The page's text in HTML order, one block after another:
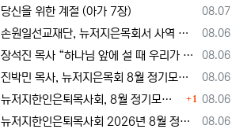
등록일
08.07
당신을 위한 계절 (아가 7장)
등록일
08.06
손원일선교재단, 뉴저지은목회서 사역 소개… “해군 함정마다 예배 공동체 세우는 일에 기도와 협력을”
등록일
08.06
장석진 목사 “하나님 앞에 설 때 우리가 받을 칭찬을 생각하라”
등록일
08.06
진박민 목사, 뉴저지은목회 8월 정기모임서 기도… “은목회 모든 순서 위에 하나님의 영광 나타나게 하소서”
등록일
08.06
뉴저지한인은퇴목사회, 8월 정기모임 개최… 장석진 목사 “우리가 받을 칭찬은?” 설교
댓글
1
등록일
08.06
뉴저지한인은퇴목사회 2026년 8월 정기 모임